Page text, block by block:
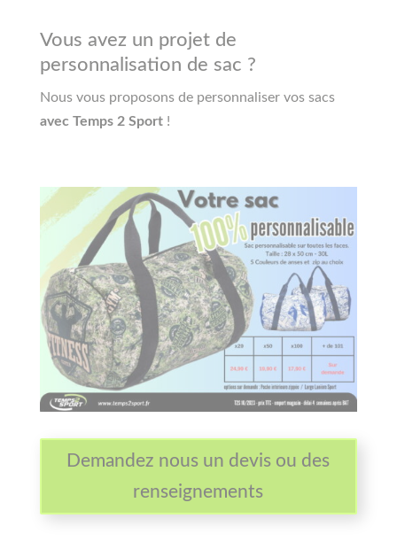
Vous avez un projet de
personnalisation de sac ?
Nous vous proposons de personnaliser vossacs
avec Temps 2 Sport !
Demandez nous un devis ou des
renseignements